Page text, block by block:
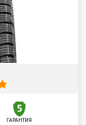
ГАРАНТИЯ